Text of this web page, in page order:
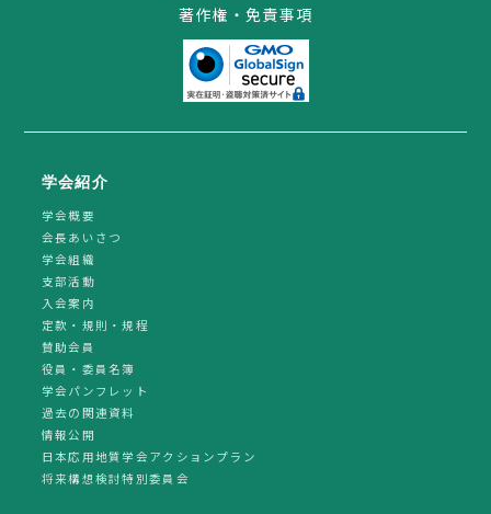
著作権・免責事項
学会紹介
学会概要
会長あいさつ
学会組織
支部活動
入会案内
定款・規則・規程
賛助会員
役員・委員名簿
学会パンフレット
過去の関連資料
情報公開
日本応用地質学会アクションプラン
将来構想検討特別委員会